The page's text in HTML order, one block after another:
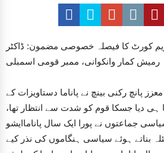
کورٹ کا فیصلہ
خصوصی مضمون: ڈاکٹر
رمیش کمار وانکوانی، ممبر قومی اسمبلی
پانچ رکنی بینچ نے پاناما دستاویزات کے
دیا جسکا قوم کو شدت سے انتظار تھا،
جماعتوں نے پورا ایک سال پاناماایشو
بناتے ہوئے سیاسی ہنگاموں کی نذر کیے